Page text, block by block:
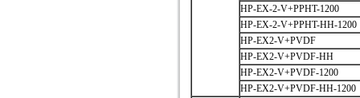
HP-EX-2-V+PPHT-1200
HP-EX-2-V+PPHT-HH-1200
HP-EX2-V+PVDF
HP-EX2-V+PVDF-HH
HP-EX2-V+PVDF-1200
HP-EX2-V+PVDF-HH-1200